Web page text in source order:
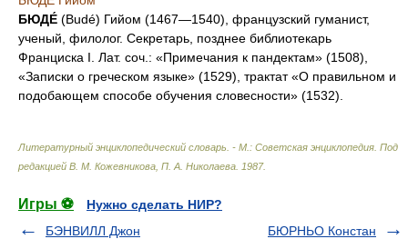
БЮДЕ́ (Budé) Гийом (1467—1540), французский гуманист,
ученый, филолог. Секретарь, позднее библиотекарь
Франциска I. Лат. соч.: «Примечания к пандектам» (1508),
«Записки о греческом языке» (1529), трактат «О правильном и
подобающем способе обучения словесности» (1532).
Литературный энциклопедический словарь. - М.: Советская энциклопедия Под
редакцией В. М. Кожевникова, П. А. Николаева 1987.
Игры ⚽
Нужно сделать НИР?
БЭНВИЛЛ Джон
БЮРНЬО Констан